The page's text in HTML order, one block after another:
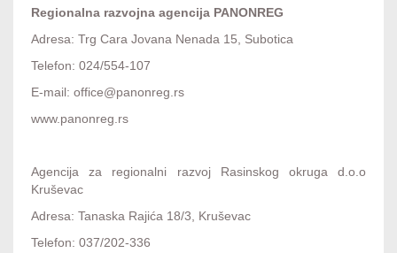
Regionalna razvojna agencija PANONREG
Adresa: Trg Cara Jovana Nenada 15, Subotica
Telefon: 024/554-107
E-mail: office@panonreg.rs
www.panonreg.rs
Agencija za regionalni razvoj Rasinskog okruga d.o.o
Kruševac
Adresa: Tanaska Rajića 18/3, Kruševac
Telefon: 037/202-336